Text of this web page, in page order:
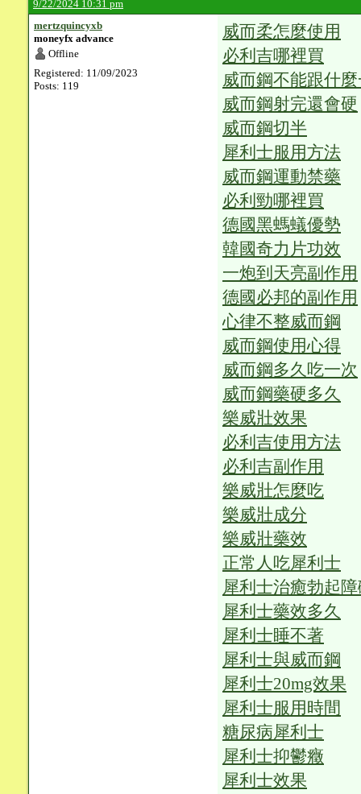
9/22/2024 10:31 pm
mertzquincyxb
moneyfx advance
Offline
Registered: 11/09/2023
Posts: 119
威而柔怎麼使用
必利吉哪裡買
威而鋼不能跟什
威而鋼射完還會硬
威而鋼切半
犀利士服用方法
威而鋼運動禁藥
必利勁哪裡買
德國黑螞蟻優勢
韓國奇力片功效
一炮到天亮副作用
德國必邦的副作用
心律不整威而鋼
威而鋼使用心得
威而鋼多久吃一次
威而鋼藥硬多久
樂威壯效果
必利吉使用方法
必利吉副作用
樂威壯怎麼吃
樂威壯成分
樂威壯藥效
正常人吃犀利士
犀利士治癒勃起
犀利士藥效多久
犀利士睡不著
犀利士與威而鋼
犀利士20mg效果
犀利士服用時間
糖尿病犀利士
犀利士抑鬱癥
犀利士效果